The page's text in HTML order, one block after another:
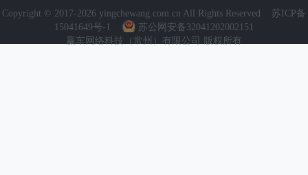
Copyright © 2017-2026 yingchewang.com.cn All Rights Reserved 苏ICP备
15041649号-1
苏公网安备32041202002151
赢车网络科技（常州）有限公司 版权所有